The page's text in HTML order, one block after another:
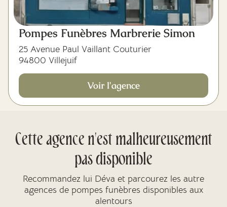
Pompes Funèbres Marbrerie Simon
25 Avenue Paul Vaillant Couturier
94800 Villejuif
Voir l'agence
Cette agence n'est malheureusement
pas disponible
Recommandez lui Déva et parcourez les autre
agences de pompes funèbres disponibles aux
alentours